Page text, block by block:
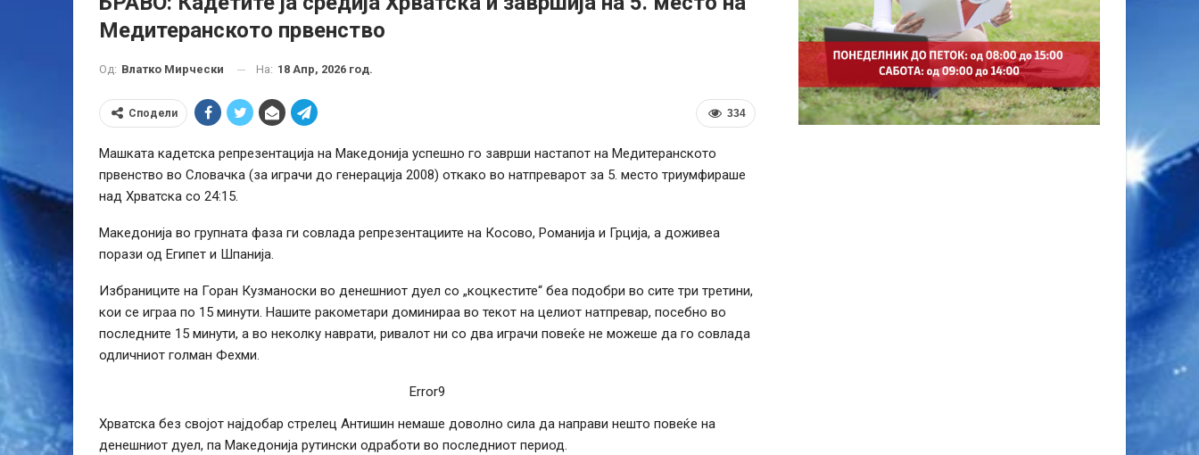
Медитеранското првенство
Од: Влатко Мирчески На: 18 Апр, 2026 год.
334
Сподели
Машката кадетска репрезентација на Македонија успешно го заврши настапот на Медитеранското
првенство во Словачка (за играчи до генерација 2008) откако во натпреварот за 5. место триумфираше
над Хрватска со 24:15.
Македонија во групната фаза ги совлада репрезентациите на Косово, Романија и Грција, а доживеа
порази од Египет и Шпанија.
Избраниците на Горан Кузманоски во денешниот дуел со „коцкестите“ беа подобри во сите три третини,
кои се играа по 15 минути. Нашите ракометари доминираа во текот на целиот натпревар, посебно во
последните 15 минути, а во неколку наврати, ривалот ни со два играчи повеќе не можеше да го совлада
одличниот голман Фехми.
Error9
Хрватска без својот најдобар стрелец Антишин немаше доволно сила да направи нешто повеќе на
денешниот дуел, па Македонија рутински одработи во последниот период.